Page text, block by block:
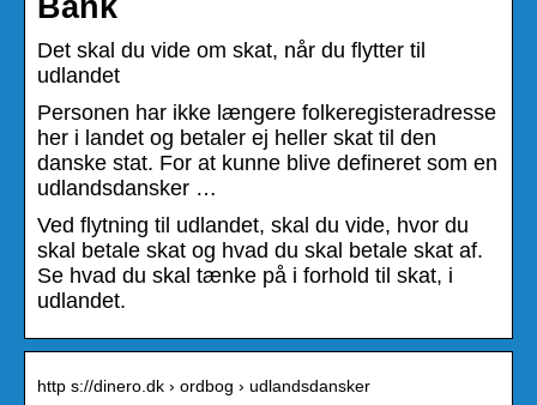
Det skal du vide om skat, når du flytter til
udlandet
Personen har ikke længere folkeregisteradresse
her i landet og betaler ej heller skat til den
danske stat. For at kunne blive defineret som en
udlandsdansker …
Ved flytning til udlandet, skal du vide, hvor du
skal betale skat og hvad du skal betale skat af.
Se hvad du skal tænke på i forhold til skat, i
udlandet.
http s://dinero.dk › ordbog › udlandsdansker